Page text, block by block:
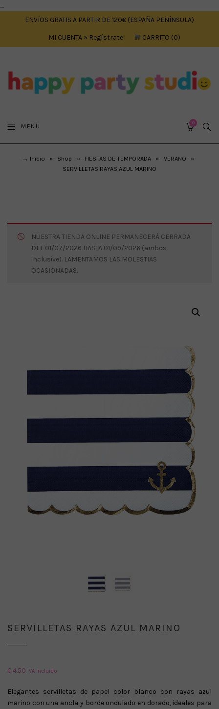
....
ENVÍOS GRATIS A PARTIR DE 120€ (ESPAÑA PENÍNSULA)
MI CUENTA » Regístrate CARRITO 0
MENU 0
→ Inicio » Shop » FIESTAS DE TEMPORADA » VERANO
»
SERVILLETAS RAYAS AZUL MARINO
NUESTRA TIENDA ONLINE PERMANECERÁ CERRADA
DEL 01/07/2026 HASTA 01/09/2026 (ambos
inclusive). LAMENTAMOS LAS MOLESTIAS
OCASIONADAS.
SERVILLETAS RAYAS AZUL MARINO
€4.50 IVA Incluido
Elegantes servilletas de papel color blanco con rayas azul
marino con una ancla y borde ondulado en dorado, ideales para